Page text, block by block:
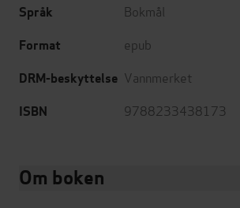
Språk Bokmål
Format epub
DRM-beskyttelse Vannmerket
ISBN 9788233438173
Om boken